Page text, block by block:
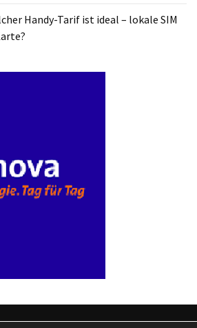
Handy-Tarif ist ideal – lokale SIM